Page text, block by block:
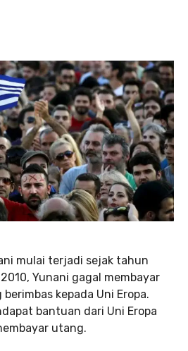
mulai terjadi sejak tahun
Yunani gagal membayar
kepada Uni Eropa.
bantuan dari Uni Eropa
utang.